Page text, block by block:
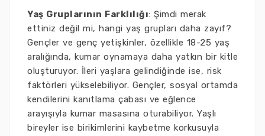
Yaş Gruplarının Farklılığı: Şimdi merak
ettiniz değil mi, hangi yaş grupları daha zayıf?
Gençler ve genç yetişkinler, özellikle 18-25 yaş
aralığında, kumar oynamaya daha yatkın bir kitle
oluşturuyor. İleri yaşlara gelindiğinde ise, risk
faktörleri yükselebiliyor. Gençler, sosyal ortamda
kendilerini kanıtlama çabası ve eğlence
arayışıyla kumar masasına oturabiliyor. Yaşlı
bireyler ise birikimlerini kaybetme korkusuyla